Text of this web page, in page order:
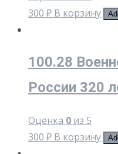
300 ₽ В корзину
100.28
России 320
Оценка 0 из 5
300 ₽ В корзину